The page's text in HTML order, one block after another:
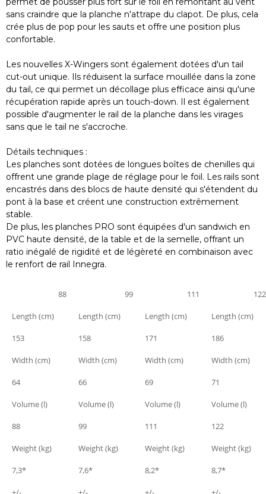
sans craindre que la planche n'attrape du clapot. De plus, cela
crée plus de pop pour les sauts et offre une position plus
confortable.
Les nouvelles X-Wingers sont également dotées d'un tail
cut-out unique. Ils réduisent la surface mouillée dans la zone
du tail, ce qui permet un décollage plus efficace ainsi qu'une
récupération rapide après un touch-down. Il est également
possible d'augmenter le rail de la planche dans les virages
sans que le tail ne s'accroche.
Détails techniques :
Les planches sont dotées de longues boîtes de chenilles qui
offrent une grande plage de réglage pour le foil. Les rails sont
encastrés dans des blocs de haute densité qui s'étendent du
pont à la base et créent une construction extrêmement
stable.
De plus, les planches PRO sont équipées d'un sandwich en
PVC haute densité, de la table et de la semelle, offrant un
ratio inégalé de rigidité et de légèreté en combinaison avec
le renfort de rail Innegra.
88 99 111 122
Length (cm) Length (cm) Length (cm) Length (cm)
153 158 171 186
Width (cm) Width (cm) Width (cm) Width (cm)
64 66 69 71
Volume (l) Volume (l) Volume (l) Volume (l)
88 99 111 122
Weight (kg) Weight (kg) Weight (kg) Weight (kg)
7,3* 7,6* 8,2* 8,7*